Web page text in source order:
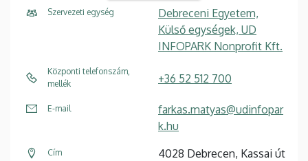
Szervezeti egység
Debreceni Egyetem,
Külső egységek, UD
INFOPARK Nonprofit Kft.
Központi telefonszám,
mellék
+36 52 512 700
E-mail
farkas.matyas@udinfopar
k.hu
Cím
4028 Debrecen, Kassai út